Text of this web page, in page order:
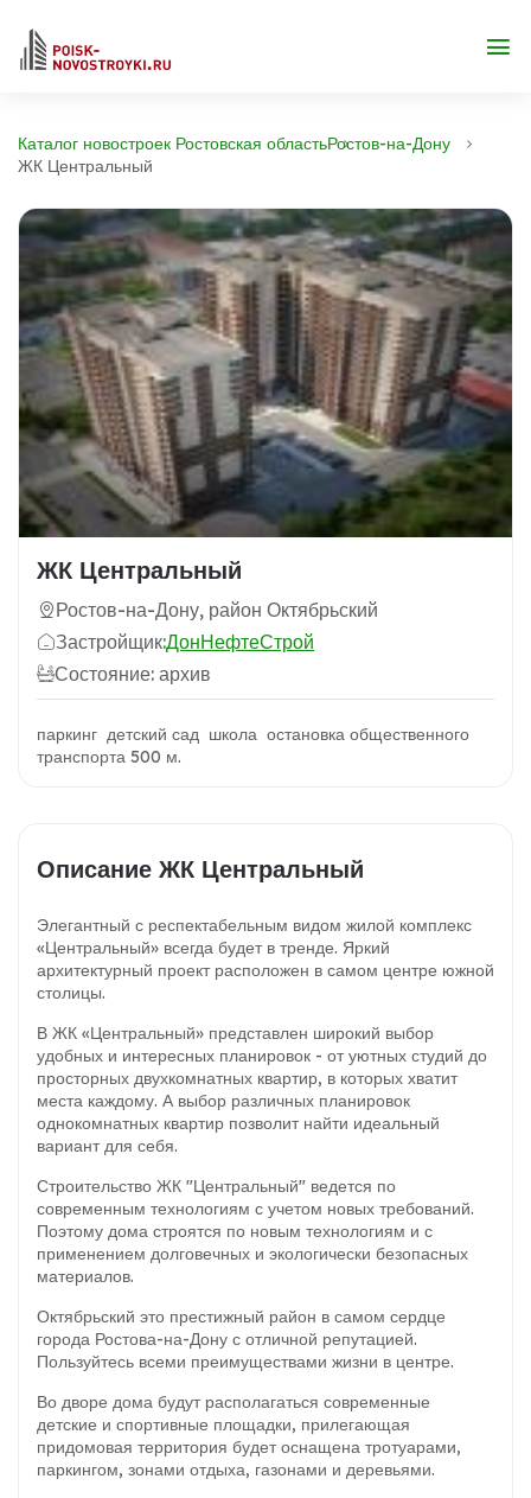
Каталог новостроек Ростовская областьРостов-на-Дону
ЖК Центральный
ЖК Центральный
Ростов-на-Дону, район Октябрьский
Застройщик:ДонНефтеСтрой
Состояние: архив
паркинг детский сад школа остановка общественного
транспорта 500 м.
Описание ЖК Центральный
Элегантный с респектабельным видом жилой комплекс
«Центральный» всегда будет в тренде. Яркий
архитектурный проект расположен в самом центре южной
столицы.
В ЖК «Центральный» представлен широкий выбор
удобных и интересных планировок - от уютных студий до
просторных двухкомнатных квартир, в которых хватит
места каждому. А выбор различных планировок
однокомнатных квартир позволит найти идеальный
вариант для себя.
Строительство ЖК "Центральный" ведется по
современным технологиям с учетом новых требований.
Поэтому дома строятся по новым технологиям и с
применением долговечных и экологически безопасных
материалов.
Октябрьский это престижный район в самом сердце
города Ростова-на-Дону с отличной репутацией.
Пользуйтесь всеми преимуществами жизни в центре.
Во дворе дома будут располагаться современные
детские и спортивные площадки, прилегающая
придомовая территория будет оснащена тротуарами,
паркингом, зонами отдыха, газонами и деревьями.